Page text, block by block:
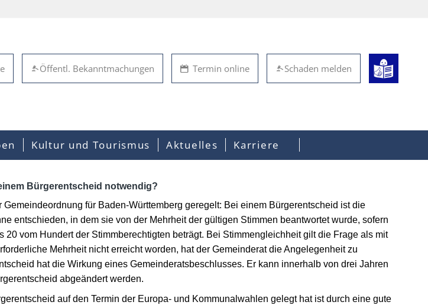
Schaden melden
Termin online
Öffentl. Bekanntmachungen
Kultur und Tourismus Aktuelles Karriere
Bürgerentscheid notwendig?
Gemeindeordnung für Baden-Württemberg geregelt: Bei einem Bürgerentscheid ist die
entschieden, in dem sie von der Mehrheit der gültigen Stimmen beantwortet wurde, sofern
20 vom Hundert der Stimmberechtigten beträgt. Bei Stimmengleichheit gilt die Frage als mit
Mehrheit nicht erreicht worden, hat der Gemeinderat die Angelegenheit zu
hat die Wirkung eines Gemeinderatsbeschlusses. Er kann innerhalb von drei Jahren
abgeändert werden.
auf den Termin der Europa- und Kommunalwahlen gelegt hat ist durch eine gute